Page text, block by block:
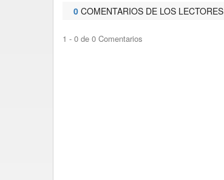
0 COMENTARIOS DE LOS LECTORES
1 - 0 de 0 Comentarios